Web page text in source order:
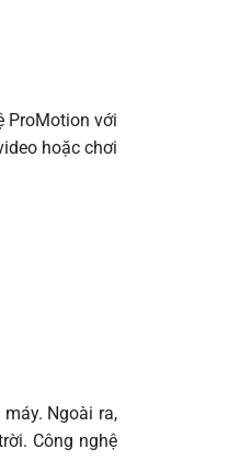
ProMotion với
hoặc chơi
Ngoài ra,
Công nghệ